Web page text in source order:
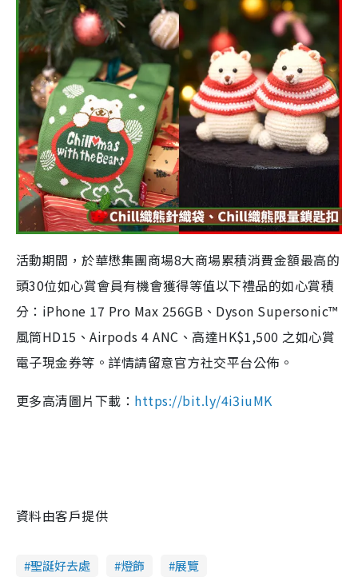
活動期間，於華懋集團商場8大商場累積消費金額最高的
頭30位如心賞會員有機會獲得等值以下禮品的如心賞積
分：iPhone 17 Pro Max 256GB、Dyson Supersonic™
風筒HD15、Airpods 4 ANC、高達HK$1,500 之如心賞
電子現金券等。詳情請留意官方社交平台公佈。
更多高清圖片下載： https://bit.ly/4i3iuMK
資料由客戶提供
聖誕好去處 燈飾 展覽